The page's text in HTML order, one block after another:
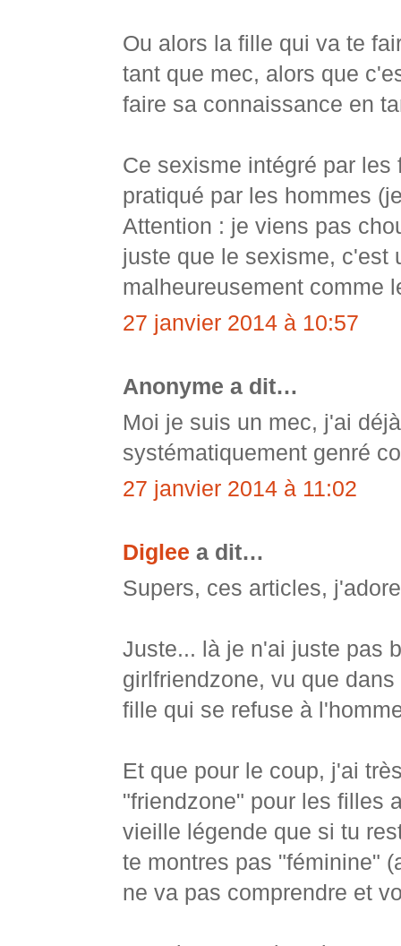
Ou alors la fille qui va te
tant que mec, alors que
faire sa connaissance en
Ce sexisme intégré par
pratiqué par les hommes
Attention : je viens pas
juste que le sexisme, c'est
malheureusement comme
27 janvier 2014 à 10:57
Anonyme a dit…
Moi je suis un mec, j'ai
systématiquement genré
27 janvier 2014 à 11:02
Diglee a dit…
Supers, ces articles,
Juste... là je n'ai juste pas
girlfriendzone, vu que
fille qui se refuse à
Et que pour le coup, j'ai
"friendzone" pour les filles
vieille légende que si tu
te montres pas "féminine"
ne va pas comprendre et